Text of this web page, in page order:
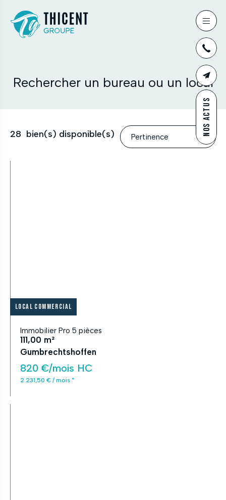
NOS ACTUS
Rechercher un bureau ou un local
28 bien(s) disponible(s)
Local commercial
Immobilier Pro 5 pièces
111,00 m²
Gumbrechtshoffen
820 €/mois HC
2 231,50 € / mois *